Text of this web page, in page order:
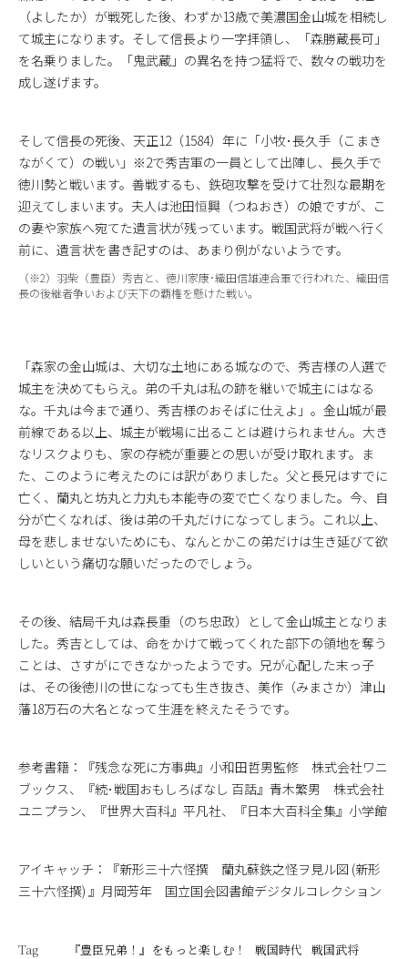
（よしたか）が戦死した後、わずか13歳で美濃国金山城を相続し
て城主になります。そして信長より一字拝領し、「森勝蔵長可」
を名乗りました。「鬼武蔵」の異名を持つ猛将で、数々の戦功を
成し遂げます。
そして信長の死後、天正12（1584）年に「小牧･長久手（こまき
ながくて）の戦い」※2で秀吉軍の一員として出陣し、長久手で
徳川勢と戦います。善戦するも、鉄砲攻撃を受けて壮烈な最期を
迎えてしまいます。夫人は池田恒興（つねおき）の娘ですが、こ
の妻や家族へ宛てた遺言状が残っています。戦国武将が戦へ行く
前に、遺言状を書き記すのは、あまり例がないようです。
（※2）羽柴（豊臣）秀吉と、徳川家康･織田信雄連合軍で行われた、織田信
長の後継者争いおよび天下の覇権を懸けた戦い。
「森家の金山城は、大切な土地にある城なので、秀吉様の人選で
城主を決めてもらえ。弟の千丸は私の跡を継いで城主にはなる
な。千丸は今まで通り、秀吉様のおそばに仕えよ」。金山城が最
前線である以上、城主が戦場に出ることは避けられません。大き
なリスクよりも、家の存続が重要との思いが受け取れます。ま
た、このように考えたのには訳がありました。父と長兄はすでに
亡く、蘭丸と坊丸と力丸も本能寺の変で亡くなりました。今、自
分が亡くなれば、後は弟の千丸だけになってしまう。これ以上、
母を悲しませないためにも、なんとかこの弟だけは生き延びて欲
しいという痛切な願いだったのでしょう。
その後、結局千丸は森長重（のち忠政）として金山城主となりま
した。秀吉としては、命をかけて戦ってくれた部下の領地を奪う
ことは、さすがにできなかったようです。兄が心配した末っ子
は、その後徳川の世になっても生き抜き、美作（みまさか）津山
藩18万石の大名となって生涯を終えたそうです。
参考書籍：『残念な死に方事典』小和田哲男監修 株式会社ワニ
ブックス、『続･戦国おもしろばなし 百話』青木繁男 株式会社
ユニプラン、『世界大百科』平凡社、『日本大百科全集』小学館
アイキャッチ：『新形三十六怪撰 蘭丸蘇鉄之怪ヲ見ル図 (新形
三十六怪撰) 』月岡芳年 国立国会図書館デジタルコレクション
Tag 『豊臣兄弟！』をもっと楽しむ！ 戦国時代 戦国武将